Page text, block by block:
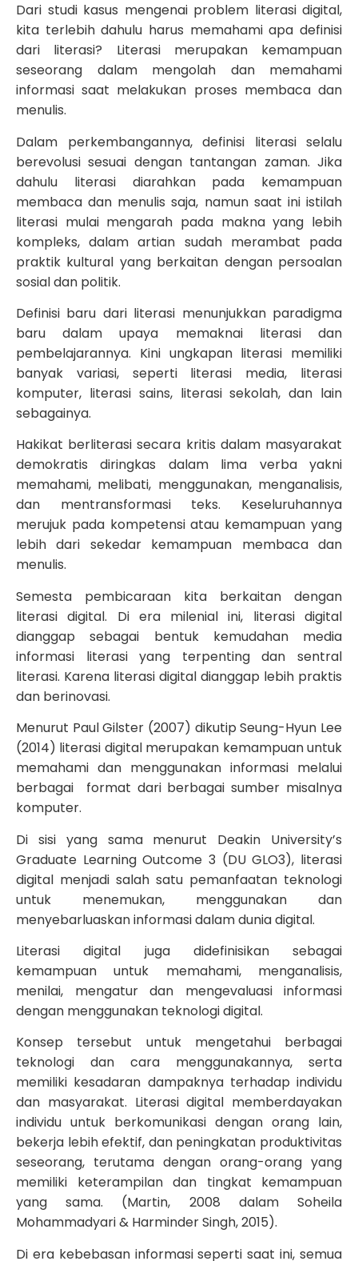
Dari studi kasus mengenai problem literasi digital,
kita terlebih dahulu harus memahami apa definisi
dari literasi? Literasi merupakan kemampuan
seseorang dalam mengolah dan memahami
informasi saat melakukan proses membaca dan
menulis.
Dalam perkembangannya, definisi literasi selalu
berevolusi sesuai dengan tantangan zaman. Jika
dahulu literasi diarahkan pada kemampuan
membaca dan menulis saja, namun saat ini istilah
literasi mulai mengarah pada makna yang lebih
kompleks, dalam artian sudah merambat pada
praktik kultural yang berkaitan dengan persoalan
sosial dan politik.
Definisi baru dari literasi menunjukkan paradigma
baru dalam upaya memaknai literasi dan
pembelajarannya. Kini ungkapan literasi memiliki
banyak variasi, seperti literasi media, literasi
komputer, literasi sains, literasi sekolah, dan lain
sebagainya.
Hakikat berliterasi secara kritis dalam masyarakat
demokratis diringkas dalam lima verba yakni
memahami, melibati, menggunakan, menganalisis,
dan mentransformasi teks. Keseluruhannya
merujuk pada kompetensi atau kemampuan yang
lebih dari sekedar kemampuan membaca dan
menulis.
Semesta pembicaraan kita berkaitan dengan
literasi digital. Di era milenial ini, literasi digital
dianggap sebagai bentuk kemudahan media
informasi literasi yang terpenting dan sentral
literasi. Karena literasi digital dianggap lebih praktis
dan berinovasi.
Menurut Paul Gilster (2007) dikutip Seung-Hyun Lee
(2014) literasi digital merupakan kemampuan untuk
memahami dan menggunakan informasi melalui
berbagai format dari berbagai sumber misalnya
komputer.
Di sisi yang sama menurut Deakin University’s
Graduate Learning Outcome 3 (DU GLO3), literasi
digital menjadi salah satu pemanfaatan teknologi
untuk menemukan, menggunakan dan
menyebarluaskan informasi dalam dunia digital.
Literasi digital juga didefinisikan sebagai
kemampuan untuk memahami, menganalisis,
menilai, mengatur dan mengevaluasi informasi
dengan menggunakan teknologi digital.
Konsep tersebut untuk mengetahui berbagai
teknologi dan cara menggunakannya, serta
memiliki kesadaran dampaknya terhadap individu
dan masyarakat. Literasi digital memberdayakan
individu untuk berkomunikasi dengan orang lain,
bekerja lebih efektif, dan peningkatan produktivitas
seseorang, terutama dengan orang-orang yang
memiliki keterampilan dan tingkat kemampuan
yang sama. (Martin, 2008 dalam Soheila
Mohammadyari & Harminder Singh, 2015).
Di era kebebasan informasi seperti saat ini, semua